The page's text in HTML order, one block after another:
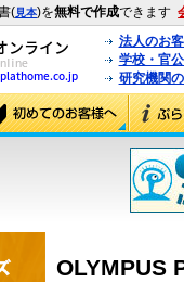
(見本)を無料で作成できます
法人のお
学校・官
研究機関
OLYMPUS